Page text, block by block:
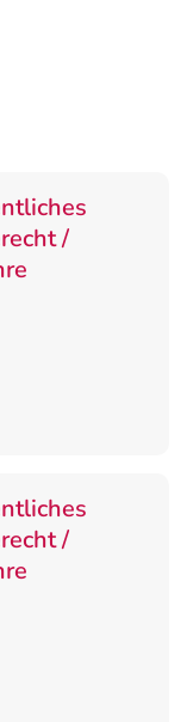
/
/